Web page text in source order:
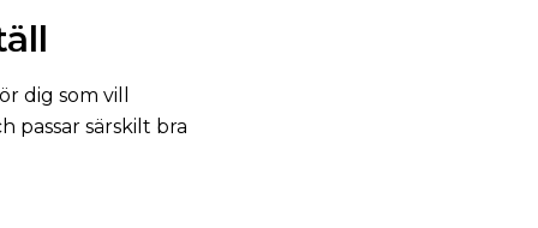
dig som vill
passar särskilt bra